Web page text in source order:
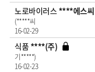
노로바이러스 ****에스씨
(*****씨
16-02-29
식품 ****(주)
기*****)
16-02-23